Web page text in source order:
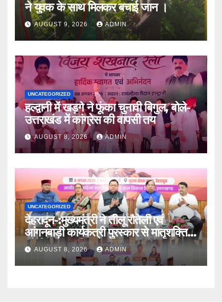
ने युवक के साथ मिलकर बचाई जान ।
AUGUST 9, 2026 ADMIN
UNCATEGORIZED
हल्द्वानी में खड़गे ने फूंका चुनावी बिगुल, बोले-
उत्तराखंड में कांग्रेस की वापसी तय
AUGUST 8, 2026 ADMIN
UNCATEGORIZED
देहरादून-:मुख्यमंत्री ने तीलू रौतेली एवं
आंगनबाड़ी कार्यकत्री पुरस्कार से मातृशक्ति
को किया सम्मानित
AUGUST 8, 2026 ADMIN